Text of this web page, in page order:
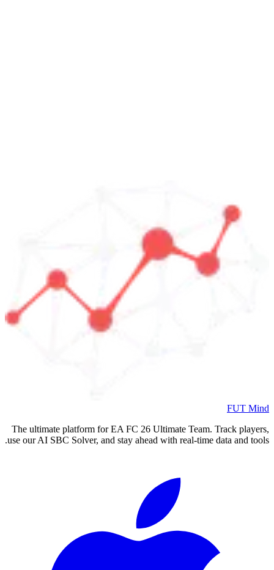
FUT Mind
The ultimate platform for EA FC 26 Ultimate Team. Track players,
use our AI SBC Solver, and stay ahead with real-time data and tools.